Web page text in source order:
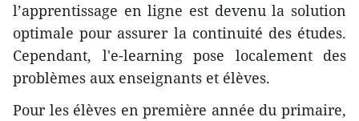
l’apprentissage en ligne est devenu la solution
optimale pour assurer la continuité des études.
Cependant, l'e-learning pose localement des
problèmes aux enseignants et élèves.
Pour les élèves en première année du primaire,